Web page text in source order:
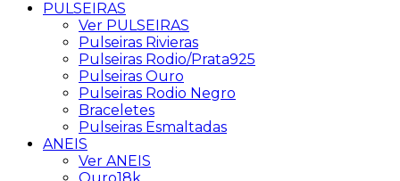
PULSEIRAS
Ver PULSEIRAS
Pulseiras Rivieras
Pulseiras Rodio/Prata925
Pulseiras Ouro
Pulseiras Rodio Negro
Braceletes
Pulseiras Esmaltadas
ANEIS
Ver ANEIS